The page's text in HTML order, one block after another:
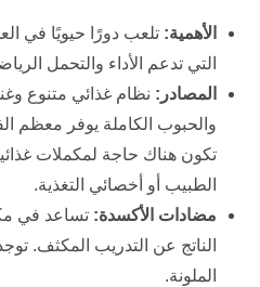
الأهمية: تلعب دورًا حيويًا في
التي تدعم الأداء والتحمل
المصادر: نظام غذائي متنوع
والحبوب الكاملة يوفر معظم
تكون هناك حاجة لمكملات
الطبيب أو أخصائي التغذية.
مضادات الأكسدة: تساعد في
الناتج عن التدريب المكثف.
الملونة.